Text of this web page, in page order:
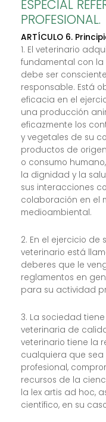
ESPECIAL
PROFESIONAL.
ARTÍCULO 6.
1. El veterinario
fundamental con la
debe ser
responsable. Está
eficacia en el
una producción
eficazmente los
y vegetales de su
productos de
o consumo
la dignidad y la
sus interacciones
colaboración en el
medioambiental.
2. En el ejercicio
veterinario está
deberes que le
reglamentos en
para su actividad
3. La sociedad
veterinaria de
veterinario tiene la
cualquiera que
profesional,
recursos de la
la lex artis ad hoc,
científico, en su